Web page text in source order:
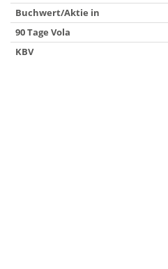
Buchwert/Aktie in
90 Tage Vola
KBV